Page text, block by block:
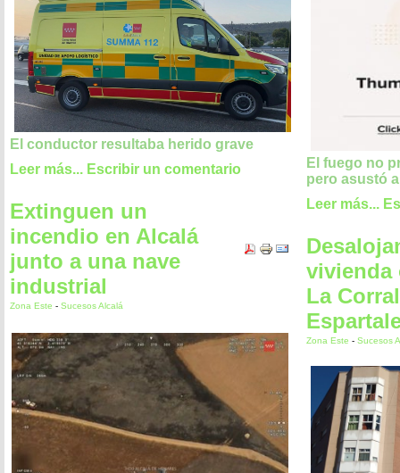
El conductor resultaba herido grave
Leer más... Escribir un comentario
Extinguen un
incendio en Alcalá
junto a una nave
industrial
Zona Este - Sucesos Alcalá
El fuego no
pero asustó
Leer más...
vivienda
La
Zona Este - Sucesos